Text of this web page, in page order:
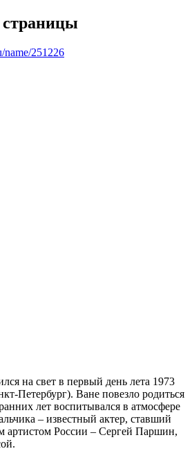
name/251226
на свет в первый день лета 1973
Петербург). Ване повезло родиться
лет воспитывался в атмосфере
– известный актер, ставший
артистом России – Сергей Паршин,